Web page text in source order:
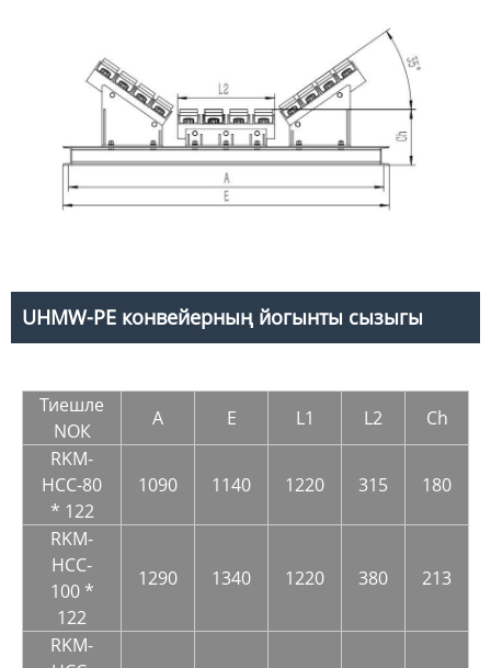
UHMW-PE конвейерның йогынты сызыгы
Тиешле
NOК
A E L1 L2
Ch
RKM-
HCC-80
* 122
1090 1140 1220 315 180
RKM-
HCC-
100 *
122
1290 1340 1220 380 213
RKM-